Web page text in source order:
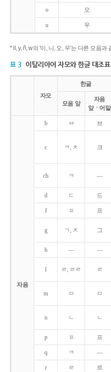
o 오
u 우
* ll, y, ñ, w의 '이, 니, 오, 우'는 다른 모음
표 3 이탈리아어 자모와 한글 대조표
자모
한글
모음 앞
자음
앞ㆍ어말
자음
b ㅂ 브
c ㅋ, ㅊ 크
ch ㅋ ―
d ㄷ 드
f ㅍ 프
g ㄱ, ㅈ 그
h ― ―
l ㄹ, ㄹㄹ ㄹ
m ㅁ ㅁ
n ㄴ ㄴ
p ㅍ 프
q ㅋ ―
r ㄹ 르